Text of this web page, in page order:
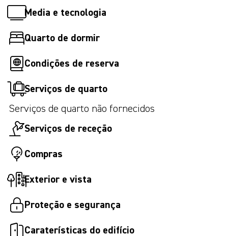
Media e tecnologia
Quarto de dormir
Condições de reserva
Serviços de quarto
Serviços de quarto não fornecidos
Serviços de receção
Compras
Exterior e vista
Proteção e segurança
Caraterísticas do edifício